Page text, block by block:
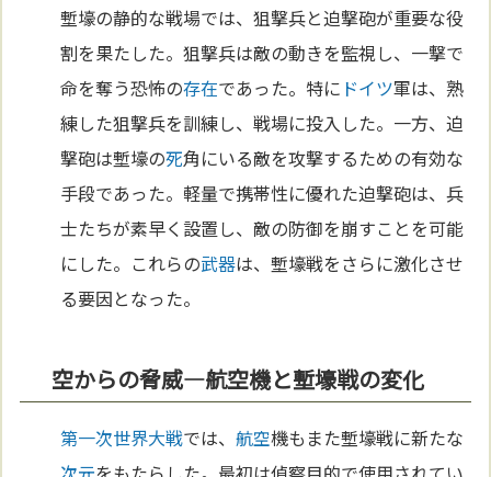
塹壕の静的な戦場では、狙撃兵と迫撃砲が重要な役
割を果たした。狙撃兵は敵の動きを監視し、一撃で
命を奪う恐怖の存在であった。特に ドイツ軍は、熟
練した狙撃兵を訓練し、戦場に投入した。一方、迫
撃砲は塹壕の死角にいる敵を攻撃するための有効な
手段であった。軽量で携帯性に優れた迫撃砲は、兵
士たちが素早く設置し、敵の防御を崩すことを可能
にした。これらの武器は、塹壕戦をさらに激化させ
る要因となった。
空からの脅威—航空機と塹壕戦の変化
第一次世界大戦では、航空機もまた塹壕戦に新たな